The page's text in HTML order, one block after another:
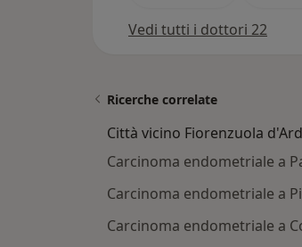
Vedi tutti i dottori 22
Ricerche correlate
Città vicino Fiorenzuola
Carcinoma endometriale a
Carcinoma endometriale a
Carcinoma endometriale a